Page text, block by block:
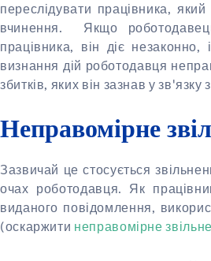
переслідувати працівника,
вчинення.
Якщо
працівника, він діє
визнання дій роботодавця
збитків, яких він зазнав у
Неправомірне
Зазвичай це стосується
очах роботодавця. Як
виданого повідомлення,
(оскаржити неправомірне